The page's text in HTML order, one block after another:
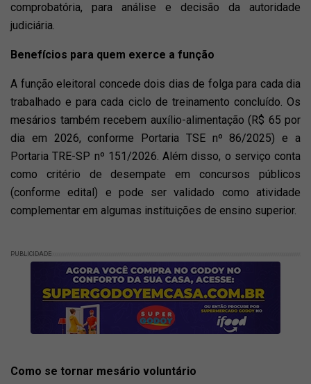
comprobatória, para análise e decisão da autoridade
judiciária.
Benefícios para quem exerce a função
A função eleitoral concede dois dias de folga para cada dia
trabalhado e para cada ciclo de treinamento concluído. Os
mesários também recebem auxílio-alimentação (R$ 65 por
dia em 2026, conforme Portaria TSE nº 86/2025) e a
Portaria TRE-SP nº 151/2026. Além disso, o serviço conta
como critério de desempate em concursos públicos
(conforme edital) e pode ser validado como atividade
complementar em algumas instituições de ensino superior.
PUBLICIDADE
Como se tornar mesário voluntário